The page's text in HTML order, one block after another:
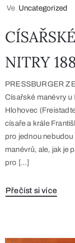
Ve Uncategorized
NITRY
PRESSBURGER
Císařské manévry u
Hlohovec
císaře a krále
pro jednou
manévrů, ale, jak je
pro […]
Přečíst si více